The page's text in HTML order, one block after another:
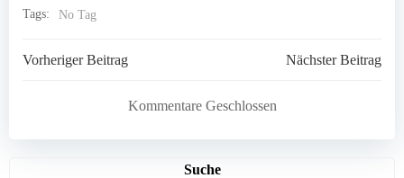
Tags:
No Tag
Post
navigation
Vorheriger Beitrag
navigation
Nächster Beitrag
Kommentare Geschlossen
Suche